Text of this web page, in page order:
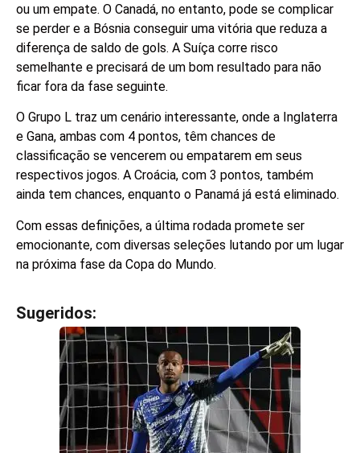
ou um empate. O Canadá, no entanto, pode se complicar
se perder e a Bósnia conseguir uma vitória que reduza a
diferença de saldo de gols. A Suíça corre risco
semelhante e precisará de um bom resultado para não
ficar fora da fase seguinte.
O Grupo L traz um cenário interessante, onde a Inglaterra
e Gana, ambas com 4 pontos, têm chances de
classificação se vencerem ou empatarem em seus
respectivos jogos. A Croácia, com 3 pontos, também
ainda tem chances, enquanto o Panamá já está eliminado.
Com essas definições, a última rodada promete ser
emocionante, com diversas seleções lutando por um lugar
na próxima fase da Copa do Mundo.
Sugeridos: